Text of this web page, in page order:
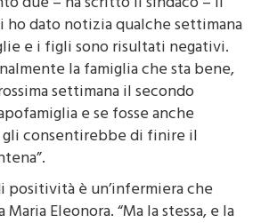
e i figli sono risultati negativi.
la famiglia che sta bene,
settimana il secondo
e se fosse anche
consentirebbe di finire il
è un’infermiera che
Eleonora. “Ma la stessa, e la
il primo cittadino – sono state da